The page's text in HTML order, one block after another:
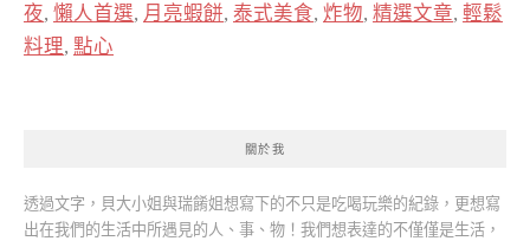
夜, 懶人首選, 月亮蝦餅, 泰式美食, 炸物, 精選文章, 輕鬆
料理, 點心
關於我
透過文字，貝大小姐與瑞餚姐想寫下的不只是吃喝玩樂的紀錄，更想寫
出在我們的生活中所遇見的人、事、物！我們想表達的不僅僅是生活，